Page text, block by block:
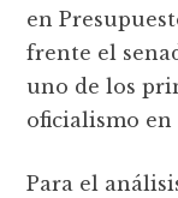
en
frente el
uno de los
oficialismo en
Para el